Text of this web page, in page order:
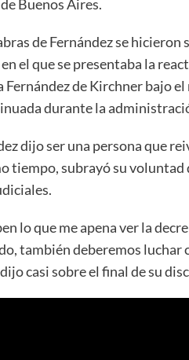
Buenos Aires.
de Fernández se
el que se presentaba la
de Kirchner bajo
durante la
dijo ser una persona que
tiempo, subrayó su voluntad
lo que me apena ver la
también deberemos luchar
dijo casi sobre el final de su